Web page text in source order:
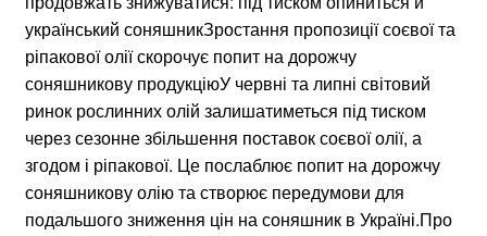
український соняшникЗростання пропозиції соєвої та
ріпакової олії скорочує попит на дорожчу
соняшникову продукціюУ червні та липні світовий
ринок рослинних олій залишатиметься під тиском
через сезонне збільшення поставок соєвої олії, а
згодом і ріпакової. Це послаблює попит на дорожчу
соняшникову олію та створює передумови для
подальшого зниження цін на соняшник в Україні.Про